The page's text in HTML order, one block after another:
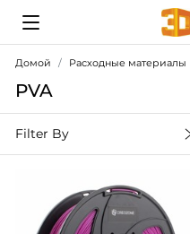
Домой Расходные материалы
PVA
Filter By